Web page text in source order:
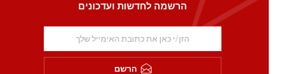
הרשמה לחדשות ועדכונים
הרשם